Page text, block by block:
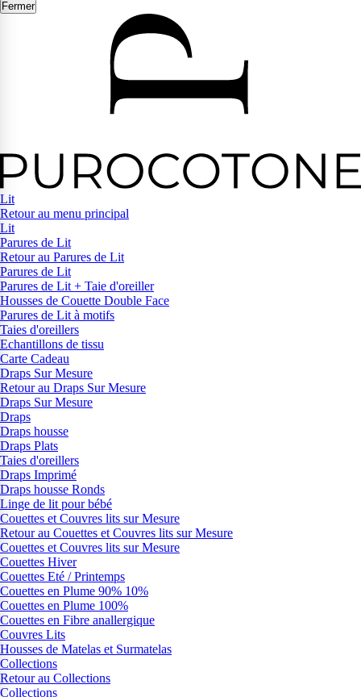
Fermer
Lit
Retour au menu principal
Lit
Parures de Lit
Retour au Parures de Lit
Parures de Lit
Parures de Lit + Taie d'oreiller
Housses de Couette Double Face
Parures de Lit à motifs
Taies d'oreillers
Echantillons de tissu
Carte Cadeau
Draps Sur Mesure
Retour au Draps Sur Mesure
Draps Sur Mesure
Draps
Draps housse
Draps Plats
Taies d'oreillers
Draps Imprimé
Draps housse Ronds
Linge de lit pour bébé
Couettes et Couvres lits sur Mesure
Retour au Couettes et Couvres lits sur Mesure
Couettes et Couvres lits sur Mesure
Couettes Hiver
Couettes Eté / Printemps
Couettes en Plume 90% 10%
Couettes en Plume 100%
Couettes en Fibre anallergique
Couvres Lits
Housses de Matelas et Surmatelas
Collections
Retour au Collections
Collections